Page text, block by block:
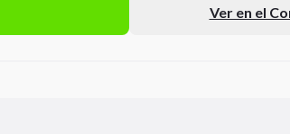
Ver en el